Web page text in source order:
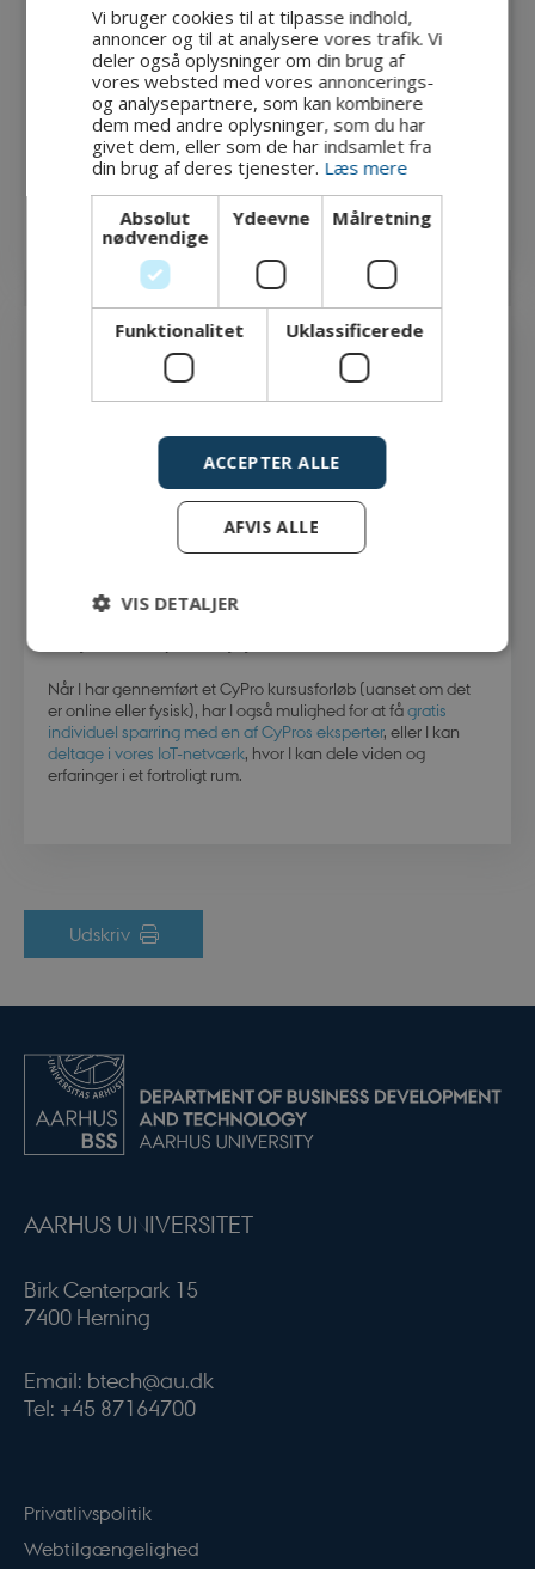
Hvad så bagefter?
læringsplatform kan bruges løbende som en
og etpraktisk redskab, som I kan vende
tilbage til, når der opstår nye udfordringer eller behov.
IoT-cybersikkerhed er en tværgående indsats, som kræver
samarbejde på tværs af alle funktioner i virksomheden – fra
CyPros online-platform giver jer overblik og værktøjer til at
arbejde struktureret med IoT-cybersikkerhed som en
Når I har gennemført et CyPro kursusforløb (uanset om det
er online eller fysisk), har I også mulighed for at fågratis
individuel sparring med en af CyPros eksperter, eller I kan
deltage i vores IoT-netværk, hvor I kan dele viden og
erfaringer i et fortroligt rum.
Udskriv
AARHUS UNIVERSITET
Birk Centerpark 15
7400 Herning
Email: btech@au.dk
Tel: +45 87164700
Privatlivspolitik
Webtilgængelighed
DANISH
Vi bruger cookies til at tilpasse indhold,
annoncer og til at analysere vores trafik. Vi
deler også oplysninger om din brug af
vores websted med vores annoncerings-
og analysepartnere, som kan kombinere
dem med andre oplysninger, som du har
givet dem, eller som de har indsamlet fra
din brug af deres tjenester. Læs mere
Absolut
nødvendige
Ydeevne Målretning
Funktionalitet Uklassificerede
ACCEPTER ALLE
AFVIS ALLE
VIS DETALJER
Absolut nødvendige
Ydeevne
Målretning
Funktionalitet
Uklassificerede
Navn
modul-udvidet-
modul-forretning .dbd.au.dk
modul-teknisk